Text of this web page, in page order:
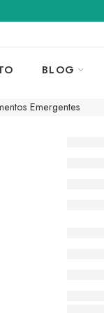
BLOG
Emergentes